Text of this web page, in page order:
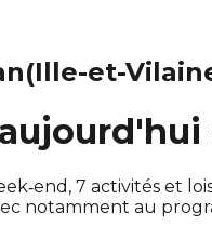
(Ille-et-
7 activités et
notamment au